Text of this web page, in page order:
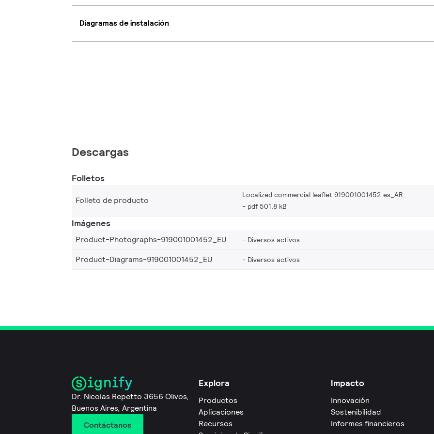
Diagramas de instalación
Descargas
Folletos
Folleto de producto
Localized commercial leaflet 919001001452 es_AR
pdf 501.8 kB
Imágenes
Product-Photographs-919001001452_EU Diversos activos
Product-Diagrams-919001001452_EU Diversos activos
Dr. Nicolas Repetto 3656 Olivos,
Buenos Aires, Argentina
Contáctanos
Explora
Productos
Aplicaciones
Recursos
Impacto
Innovación
Sostenibilidad
Informes financieros